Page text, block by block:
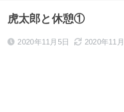
虎太郎と休憩①
2020年11月5日 2020年11